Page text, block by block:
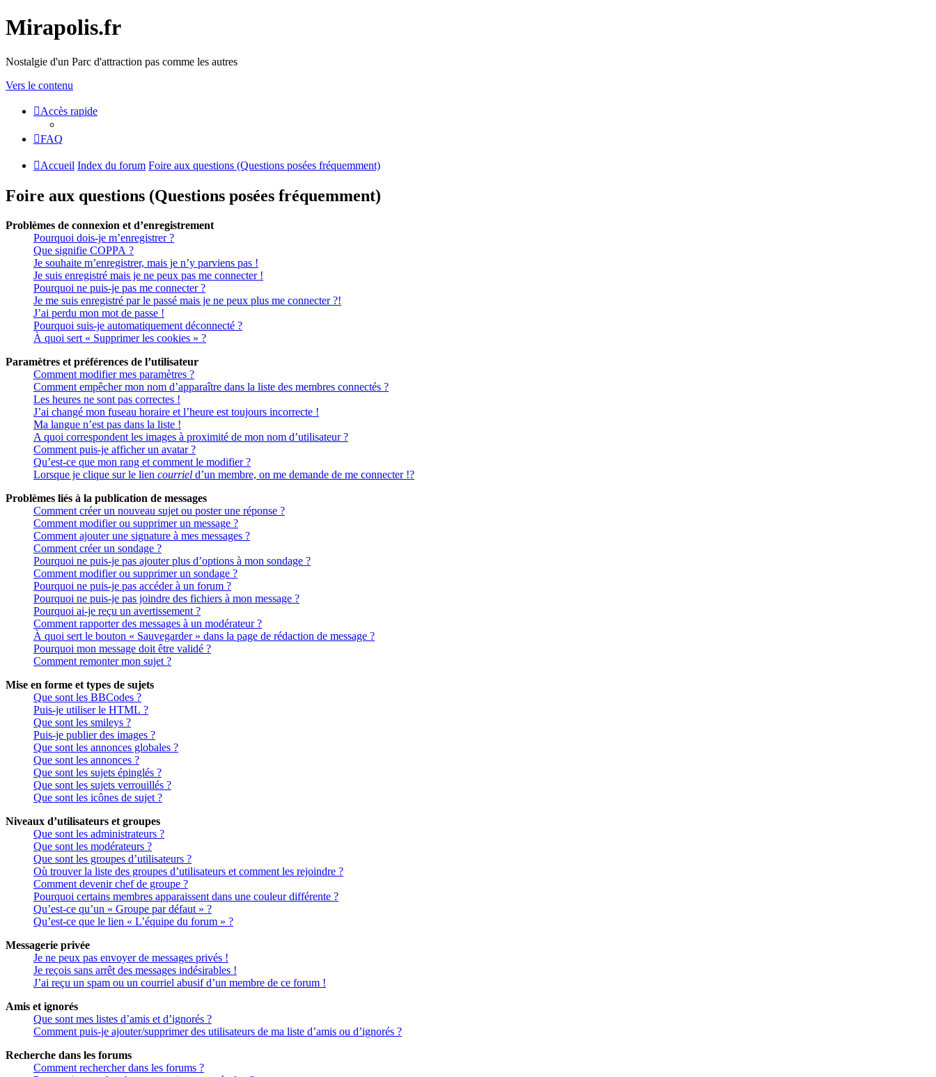
Mirapolis.fr
Nostalgie d'un Parc d'attraction pas comme les autres
Vers le contenu
Accès rapide
FAQ
Accueil Index du forum Foire aux questions (Questions posées fréquemment)
Foire aux questions (Questions posées fréquemment)
Problèmes de connexion et d’enregistrement
Pourquoi dois-je m’enregistrer ?
Que signifie COPPA ?
Je souhaite m’enregistrer, mais je n’y parviens pas !
Je suis enregistré mais je ne peux pas me connecter !
Pourquoi ne puis-je pas me connecter ?
Je me suis enregistré par le passé mais je ne peux plus me connecter ?!
J’ai perdu mon mot de passe !
Pourquoi suis-je automatiquement déconnecté ?
À quoi sert « Supprimer les cookies » ?
Paramètres et préférences de l’utilisateur
Comment modifier mes paramètres ?
Comment empêcher mon nom d’apparaître dans la liste des membres connectés ?
Les heures ne sont pas correctes !
J’ai changé mon fuseau horaire et l’heure est toujours incorrecte !
Ma langue n’est pas dans la liste !
A quoi correspondent les images à proximité de mon nom d’utilisateur ?
Comment puis-je afficher un avatar ?
Qu’est-ce que mon rang et comment le modifier ?
Lorsque je clique sur le lien courriel d’un membre, on me demande de me connecter !?
Problèmes liés à la publication de messages
Comment créer un nouveau sujet ou poster une réponse ?
Comment modifier ou supprimer un message ?
Comment ajouter une signature à mes messages ?
Comment créer un sondage ?
Pourquoi ne puis-je pas ajouter plus d’options à mon sondage ?
Comment modifier ou supprimer un sondage ?
Pourquoi ne puis-je pas accéder à un forum ?
Pourquoi ne puis-je pas joindre des fichiers à mon message ?
Pourquoi ai-je reçu un avertissement ?
Comment rapporter des messages à un modérateur ?
À quoi sert le bouton « Sauvegarder » dans la page de rédaction de message ?
Pourquoi mon message doit être validé ?
Comment remonter mon sujet ?
Mise en forme et types de sujets
Que sont les BBCodes ?
Puis-je utiliser le HTML ?
Que sont les smileys ?
Puis-je publier des images ?
Que sont les annonces globales ?
Que sont les annonces ?
Que sont les sujets épinglés ?
Que sont les sujets verrouillés ?
Que sont les icônes de sujet ?
Niveaux d’utilisateurs et groupes
Que sont les administrateurs ?
Que sont les modérateurs ?
Que sont les groupes d’utilisateurs ?
Où trouver la liste des groupes d’utilisateurs et comment les rejoindre ?
Comment devenir chef de groupe ?
Pourquoi certains membres apparaissent dans une couleur différente ?
Qu’est-ce qu’un « Groupe par défaut » ?
Qu’est-ce que le lien « L’équipe du forum » ?
Messagerie privée
Je ne peux pas envoyer de messages privés !
Je reçois sans arrêt des messages indésirables !
J’ai reçu un spam ou un courriel abusif d’un membre de ce forum !
Amis et ignorés
Que sont mes listes d’amis et d’ignorés ?
Comment puis-je ajouter/supprimer des utilisateurs de ma liste d’amis ou d’ignorés ?
Recherche dans les forums
Comment rechercher dans les forums ?